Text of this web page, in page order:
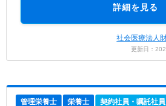
詳細を見る
社会医療法人
更新日：
管理栄養士 栄養士 契約社員・嘱託社員